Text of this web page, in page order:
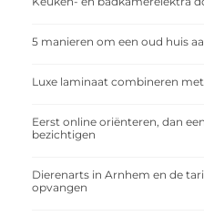
5 manieren om een oud huis
Luxe laminaat combineren
Eerst online oriënteren, dan
bezichtigen
Dierenarts in Arnhem en de
opvangen